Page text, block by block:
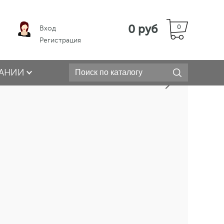
Вход
Регистрация
0
0 руб